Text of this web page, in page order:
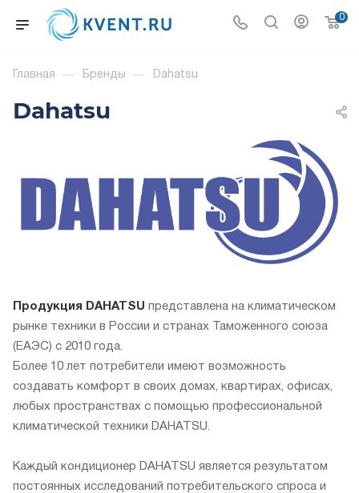
0
Главная — Бренды — Dahatsu
Dahatsu
Продукция DAHATSU представлена на климатическом
рынке техники в России и странах Таможенного союза
(ЕАЭС) с 2010 года.
Более 10 лет потребители имеют возможность
создавать комфорт в своих домах, квартирах, офисах,
любых пространствах с помощью профессиональной
климатической техники DAHATSU.
Каждый кондиционер DAHATSU является результатом
постоянных исследований потребительского спроса и